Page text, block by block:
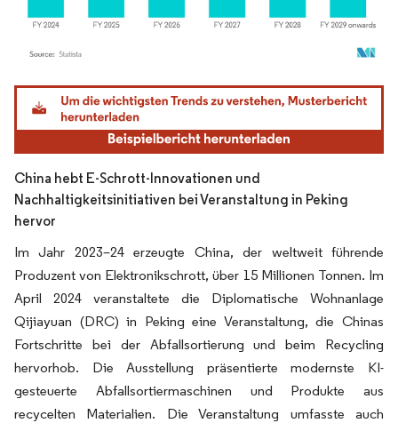
Bild © Mordor Intelligence. Wiederverwendung erfordert Namensnennung gemäß
China hebt E-Schrott-Innovationen und
Nachhaltigkeitsinitiativen bei Veranstaltung in Peking
hervor
Im Jahr 2023–24 erzeugte China, der weltweit führende
Produzent von Elektronikschrott, über 15 Millionen Tonnen. Im
April 2024 veranstaltete die Diplomatische Wohnanlage
Qijiayuan (DRC) in Peking eine Veranstaltung, die Chinas
Fortschritte bei der Abfallsortierung und beim Recycling
hervorhob. Die Ausstellung präsentierte modernste KI-
gesteuerte Abfallsortiermaschinen und Produkte aus
recycelten Materialien. Die Veranstaltung umfasste auch